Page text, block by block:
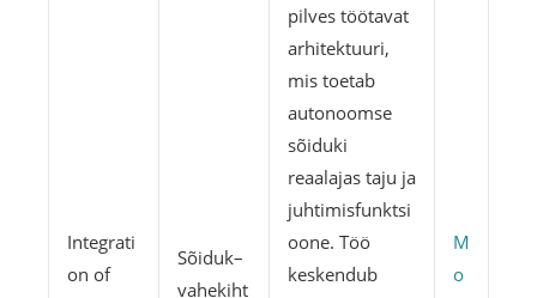
Integrati
on of
Sõiduk–
vahekiht
pilves töötavat
arhitektuuri,
mis toetab
autonoomse
sõiduki
reaalajas taju ja
juhtimisfunktsi
oone. Töö
keskendub
M
o